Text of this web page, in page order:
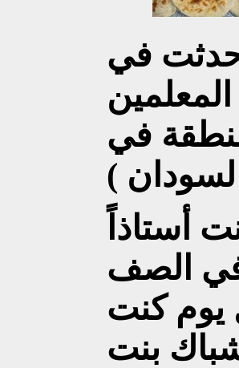
حدثت في
في
)
أستاذاً
الصف
يوم كنت
بنت